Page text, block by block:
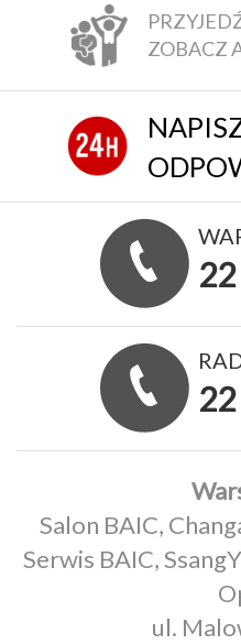
ZOBACZ
Salon BAIC,
Serwis BAIC,
ul.